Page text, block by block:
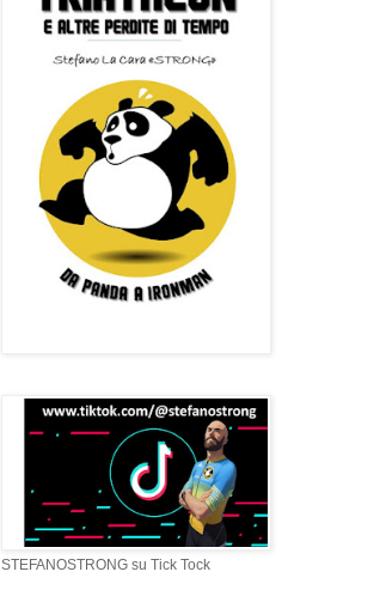
STEFANOSTRONG su Tick Tock